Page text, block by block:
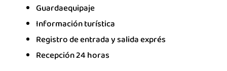
Guardaequipaje
Información turística
Registro de entrada y salida exprés
Recepción 24 horas